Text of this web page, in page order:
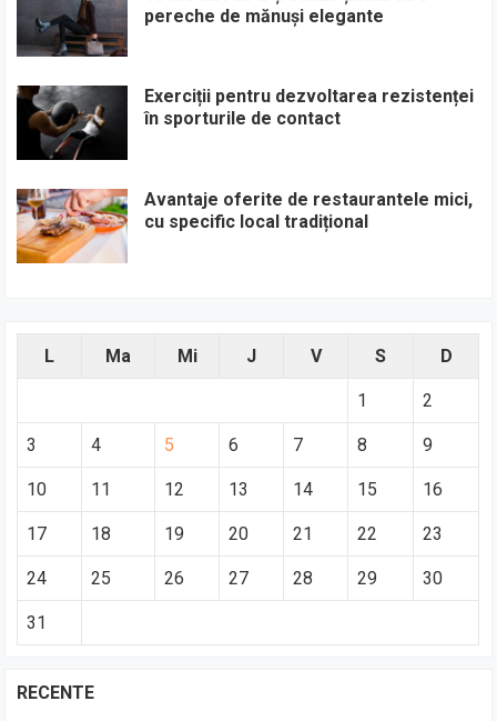
pereche de mănuși elegante
Exerciții pentru dezvoltarea rezistenței
în sporturile de contact
Avantaje oferite de restaurantele mici,
cu specific local tradițional
L Ma Mi J V S D
1 2
3 4 5 6 7 8 9
10 11 12 13 14 15 16
17 18 19 20 21 22 23
24 25 26 27 28 29 30
31
RECENTE